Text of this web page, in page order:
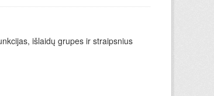
išlaidų grupes ir straipsnius